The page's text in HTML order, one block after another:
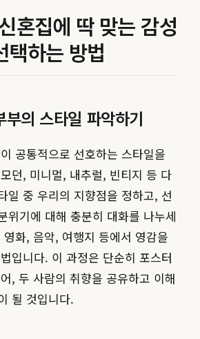
혼집에 딱 맞는 감성
택하는 방법
의 스타일 파악하기
공통적으로 선호하는 스타일을
던, 미니멀, 내추럴, 빈티지 등 다
일 중 우리의 지향점을 정하고, 선
위기에 대해 충분히 대화를 나누세
화, 음악, 여행지 등에서 영감을
입니다. 이 과정은 단순히 포스터
, 두 사람의 취향을 공유하고 이해
될 것입니다.